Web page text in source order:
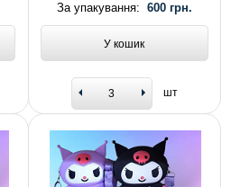
За упакування: 600 грн.
У кошик
шт